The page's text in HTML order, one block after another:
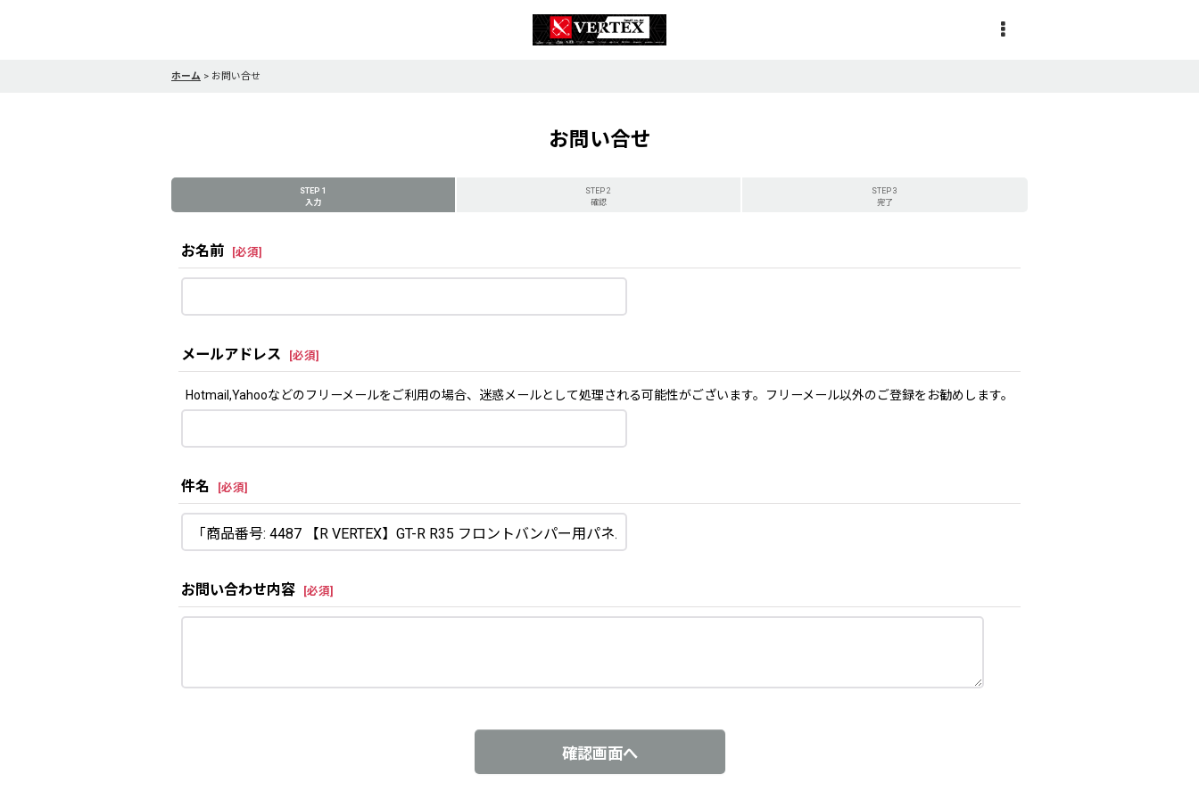
ホーム > お問い合せ
お問い合せ
STEP 1
入力
STEP 2
確認
STEP 3
完了
お名前 [必須]
メールアドレス [必須]
Hotmail,Yahooなどのフリーメールをご利用の場合、迷惑メールとして処理される可能性がございます。フリーメール以外のご登録をお勧めします。
件名 [必須]
お問い合わせ内容 [必須]
確認画面へ